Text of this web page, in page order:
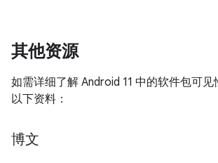
其他资源
如需详细了解 Android 11 中的软件包可
以下资料：
博文